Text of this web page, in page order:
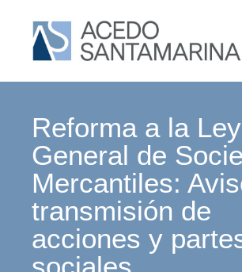
Reforma a la Ley
General de
Mercantiles:
transmisión de
acciones y